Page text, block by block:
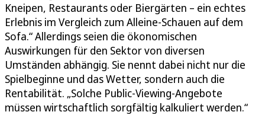
Kneipen, Restaurants oder Biergärten – ein echtes
Erlebnis im Vergleich zum Alleine-Schauen auf dem
Sofa.“ Allerdings seien die ökonomischen
Auswirkungen für den Sektor von diversen
Umständen abhängig. Sie nennt dabei nicht nur die
Spielbeginne und das Wetter, sondern auch die
Rentabilität. „Solche Public-Viewing-Angebote
müssen wirtschaftlich sorgfältig kalkuliert werden.“